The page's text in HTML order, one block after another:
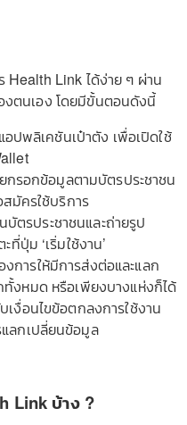
Health Link ได้ง่าย ๆ ผ่าน
งตนเอง โดยมีขั้นตอนดังนี้
ปพลิเคชันเป๋าตัง เพื่อเปิดใช้
กรอกข้อมูลตามบัตรประชาชน
มัครใช้บริการ
ตรประชาชนและถ่ายรูป
ที่ปุ่ม ‘เริ่มใช้งาน’
การให้มีการส่งต่อและแลก
ทั้งหมด หรือเพียงบางแห่งก็ได้
เงื่อนไขข้อตกลงการใช้งาน
ลกเปลี่ยนข้อมูล
Link บ้าง ?